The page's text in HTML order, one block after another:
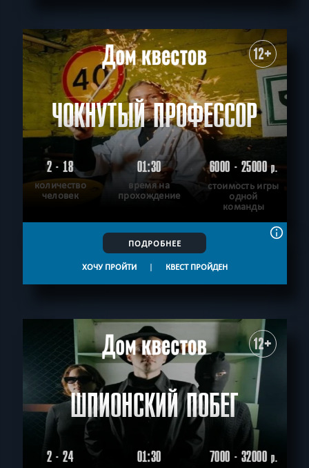
12+
ЧОКНУТЫЙ ПРОФЕССОР
2 - 18
количество
человек
01:30
время на
прохождение
6000 - 25000р.
стоимость игры
одной
команды
ПОДРОБНЕЕ
ХОЧУ ПРОЙТИ | КВЕСТ ПРОЙДЕН
12+
ШПИОНСКИЙ ПОБЕГ
2 - 24 01:30 7000 - 32000р.